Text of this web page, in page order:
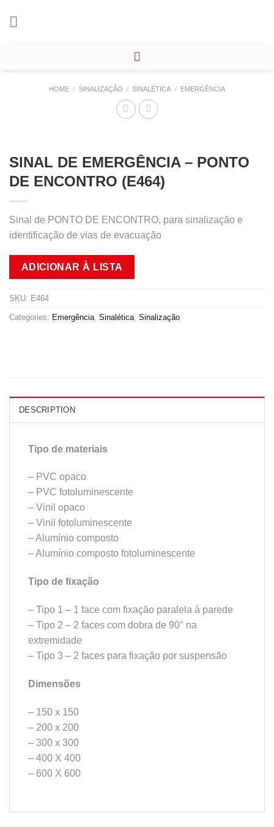
HOME / SINALIZAÇÃO / SINALÉTICA / EMERGÊNCIA
SINAL DE EMERGÊNCIA – PONTO
DE ENCONTRO (E464)
Sinal de PONTO DE ENCONTRO, para sinalização e
identificação de vias de evacuação
ADICIONAR À LISTA
SKU: E464
Categories: Emergência Sinalética Sinalização
DESCRIPTION
Tipo de materiais
– PVC opaco
– PVC fotoluminescente
– Vinil opaco
– Vinil fotoluminescente
– Alumínio composto
– Alumínio composto fotoluminescente
Tipo de fixação
– Tipo 1 – 1 face com fixação paralela à parede
– Tipo 2 – 2 faces com dobra de 90° na
extremidade
– Tipo 3 – 2 faces para fixação por suspensão
Dimensões
– 150 x 150
– 200 x 200
– 300 x 300
– 400 X 400
– 600 X 600